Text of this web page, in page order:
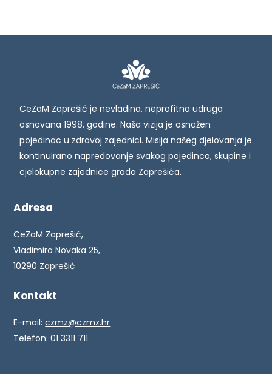
CeZaM Zaprešić je nevladina, neprofitna udruga
osnovana 1998. godine. Naša vizija je osnažen
pojedinac u zdravoj zajednici. Misija našeg djelovanja je
kontinuirano napredovanje svakog pojedinca, skupine i
cjelokupne zajednice grada Zaprešića.
Adresa
CeZaM Zaprešić,
Vladimira Novaka 25,
10290 Zaprešić
Kontakt
E-mail:czmz@czmz.hr
Telefon: 01 3311 711